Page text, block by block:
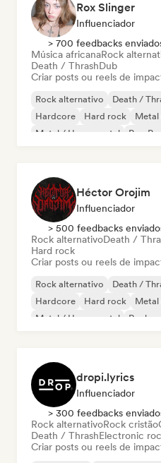
Rox Slinger
Influenciador
> 700 feedbacks
Música africanaRock
Death / ThrashDub
Criar posts ou reels de
Rock alternativo Death /
Hardcore
Hard rock
Metal
Metal / Heavy metal
Pop
Héctor Orojim
Influenciador
> 500 feedbacks
Rock alternativoDeath /
Hard rock
Criar posts ou reels de
Rock alternativo Death /
Hardcore
Hard rock
Metal
Metal / Heavy metal
Rock
dropi.lyrics
Influenciador
> 300 feedbacks
Rock alternativoRock cristão
Death / ThrashElectronic
Criar posts ou reels de